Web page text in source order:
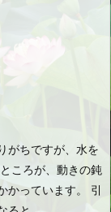
がちですが、水を
ころが、動きの鈍
かっています。 引